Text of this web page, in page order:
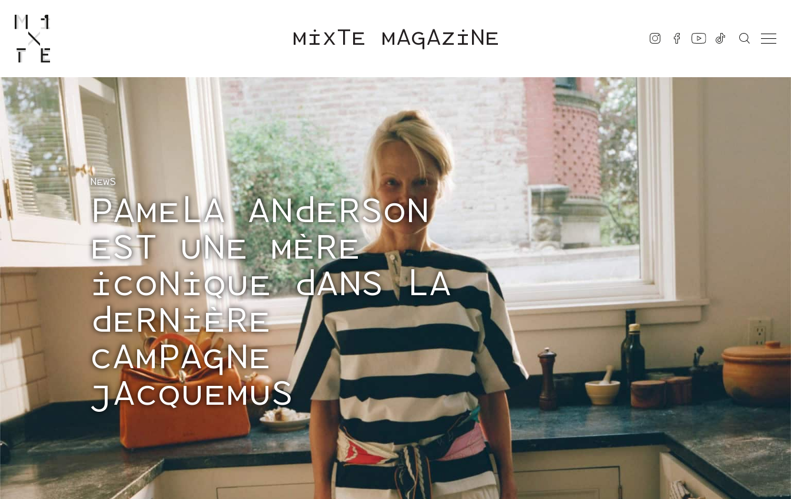
MIXTE MAGAZINE
“IN PRAISE OF GENTLENESS” SS26 ISSUE
MODE
FASHION WEEK SOCIÉTÉ
MUSIQUE
CINÉMA
ART & CULTURE
LGBTQIA+
NEWS
ENGLISH TEXTS CONTACT ABOUT
NEWS
PAMELA ANDERSON
EST UNE MÈRE
ICONIQUE DANS LA
DERNIÈRE
CAMPAGNE
JACQUEMUS